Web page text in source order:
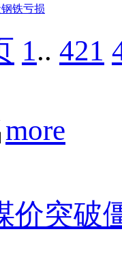
铁亏损
1.. 421
more
价突破